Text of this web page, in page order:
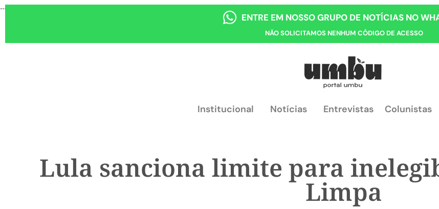
...
ENTRE EM NOSSO GRUPO DE NOTÍCIAS NO
NÃO SOLICITAMOS NENHUM CÓDIGO DE ACESSO
Institucional Notícias Entrevistas Colunistas
Lula sanciona limite para
Limpa